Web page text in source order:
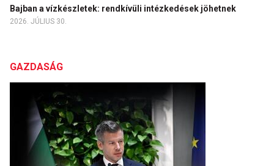
Bajban a vízkészletek: rendkívüli intézkedések jöhetnek
2026. JÚLIUS 30.
GAZDASÁG